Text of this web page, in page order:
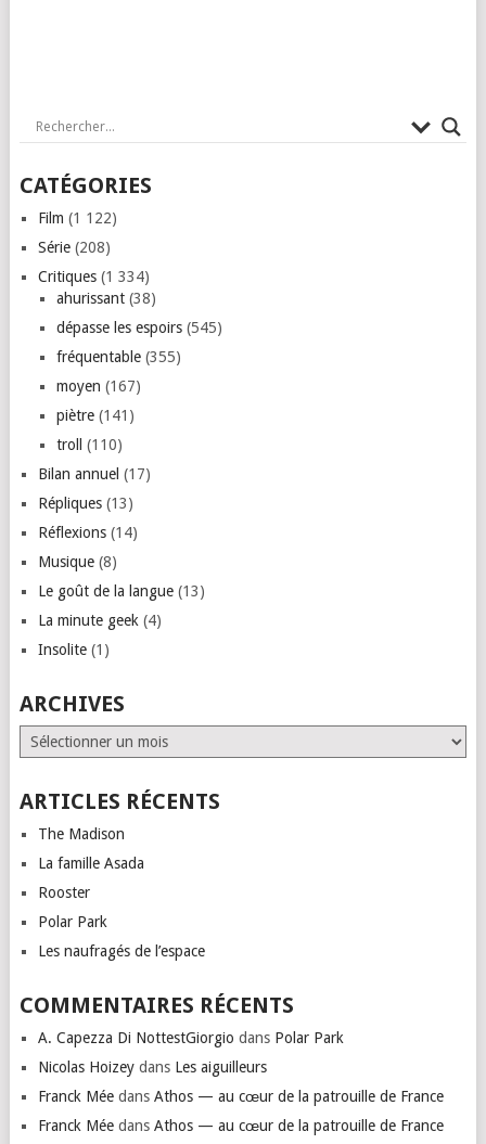
CATÉGORIES
Film (1 122)
Série(208)
Critiques(1 334)
ahurissant(38)
dépasse les espoirs(545)
fréquentable(355)
moyen (167)
piètre(141)
troll
(110)
Bilan annuel (17)
Répliques(13)
Réflexions(14)
Musique(8)
Le goût de la langue(13)
La minute geek (4)
Insolite(1)
ARCHIVES
Archives
ARTICLES RÉCENTS
The Madison
La famille Asada
Rooster
Polar Park
Les naufragés de l’espace
COMMENTAIRES RÉCENTS
A. Capezza Di NottestGiorgio dans Polar Park
Nicolas Hoizeydans Les aiguilleurs
Franck Méedans Athos — au cœur de la patrouille de France
Franck Méedans Athos — au cœur de la patrouille de France